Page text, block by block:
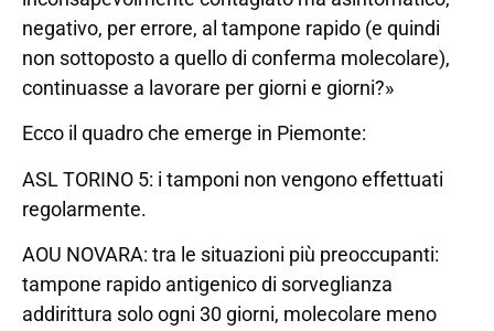
negativo, per errore, al tampone rapido (e quindi
non sottoposto a quello di conferma molecolare),
continuasse a lavorare per giorni e giorni?»
Ecco il quadro che emerge in Piemonte:
ASL TORINO 5: i tamponi non vengono effettuati
regolarmente.
AOU NOVARA: tra le situazioni più preoccupanti:
tampone rapido antigenico di sorveglianza
addirittura solo ogni 30 giorni, molecolare meno